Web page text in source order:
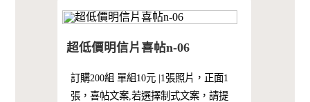
超低價明信片喜帖n-06
訂購200組 單組10元 |1張照片，正面1
張，喜帖文案,若選擇制式文案，請提